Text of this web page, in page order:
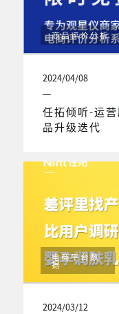
商品评价分析
2024/04/08
任拓倾听-运
品升级迭代
电商平台数
据
2024/03/12